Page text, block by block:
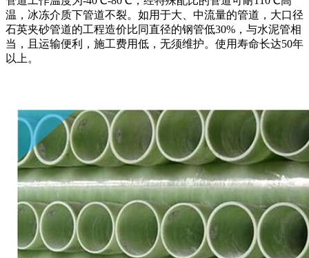
温，冰冻介质下管道不裂。如用于大、中流量的管道，大口径
石英夹砂管道的工程造价比同直径的钢管低30%，与水泥管相
当，且运输便利，施工费用低，无须维护。使用寿命长达50年
以上。